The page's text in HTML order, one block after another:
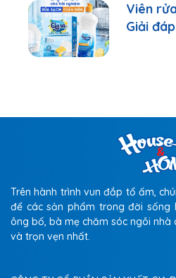
Viên
Giải
Trên hành trình vun đắp tổ ấm,
để các sản phẩm trong đời sống
ông bố, bà mẹ chăm sóc ngôi nhà
và trọn vẹn nhất.